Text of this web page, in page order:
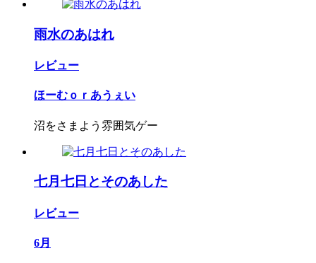
雨水のあはれ
レビュー
ほーむｏｒあうぇい
沼をさまよう雰囲気ゲー
七月七日とそのあした
レビュー
6月